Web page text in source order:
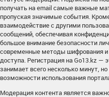
получать на email самые важные
пропуская значимые события.
взаимодействие с другими
сообщений, обеспечивая
большое внимание безопасности
современные методы шифрования
доступа. Регистрация на Go13.kz —
занимает всего несколько минут,
возможности использования
Модерация контента является